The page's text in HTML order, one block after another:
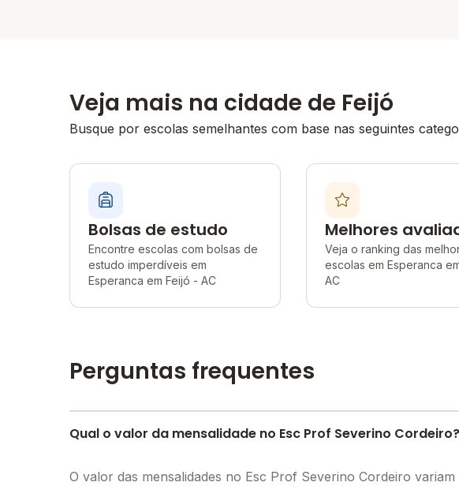
Veja mais na cidade de Feijó
Busque por escolas semelhantes com base nas seguintes
Bolsas de estudo
Encontre escolas com bolsas de
estudo imperdíveis em
Esperanca em Feijó - AC
Melhores
Veja o ranking das
escolas em Esperanca
AC
Perguntas frequentes
Qual o valor da mensalidade no Esc Prof Severino Cordeiro?
O valor das mensalidades no Esc Prof Severino Cordeiro